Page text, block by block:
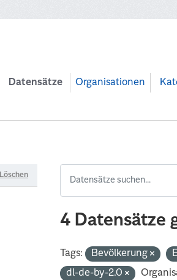
Datensätze Organisationen
Löschen
4 Datensätze
Tags: Bevölkerung
dl-de-by-2.0